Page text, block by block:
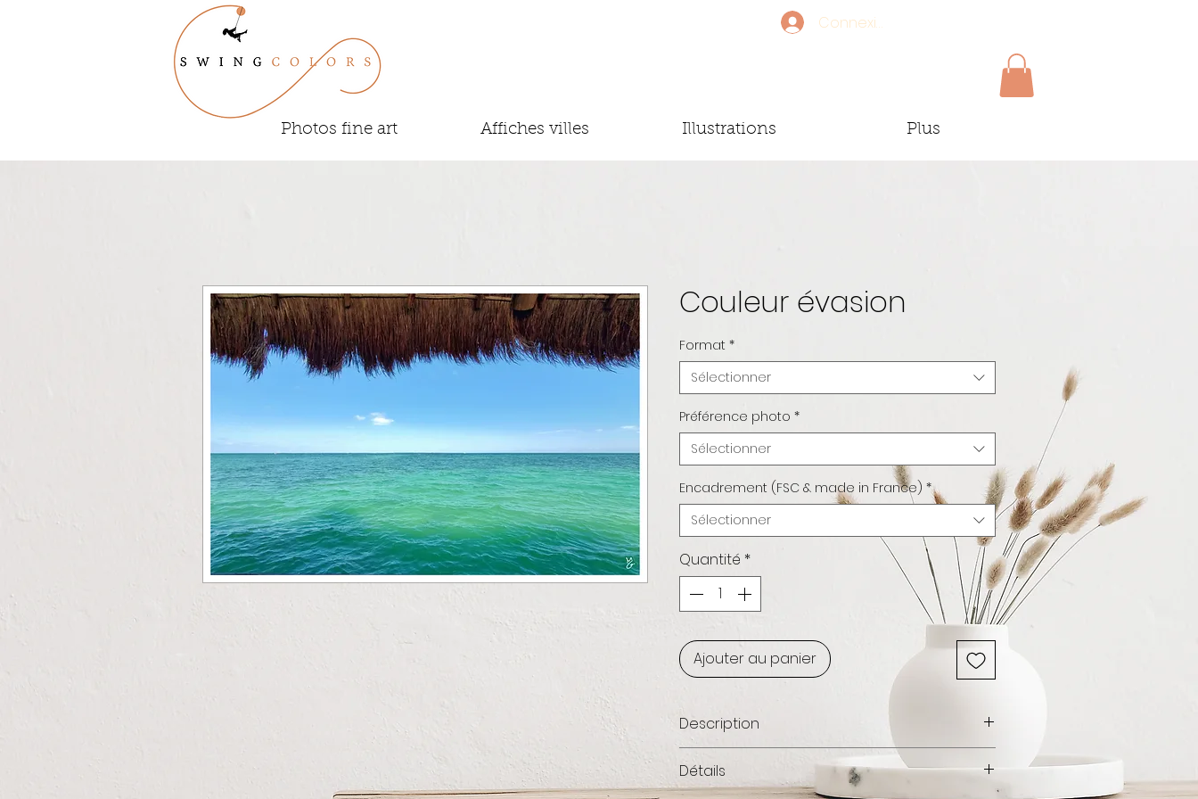
Connexion
Photos fine art Affiches villes Illustrations Plus
Couleur évasion
Format *
Sélectionner
Préférence photo *
Sélectionner
Encadrement (FSC & made in France) *
Sélectionner
Quantité *
Ajouter au panier
Description
Golf du Mexique / Yucatan / ©Maxime Goupil
Détails